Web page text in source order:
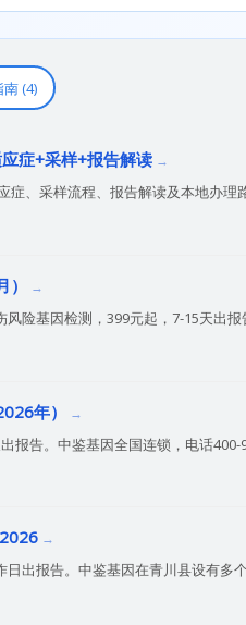
(4)
症+采样+报告解读
、采样流程、报告解读及本地办理
险基因检测，399元起，7-15天出报
年）
报告。中鉴基因全国连锁，电话400-
出报告。中鉴基因在青川县设有多